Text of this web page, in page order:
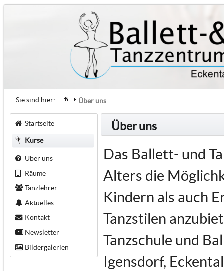
Sie sind hier: Über uns
Startseite
Kurse
Über uns
Räume
Tanzlehrer
Aktuelles
Kontakt
Newsletter
Bildergalerien
Über uns
Das Ballett- und
Alters die
Kindern als auch
Tanzstilen
Tanzschule und
Igensdorf,